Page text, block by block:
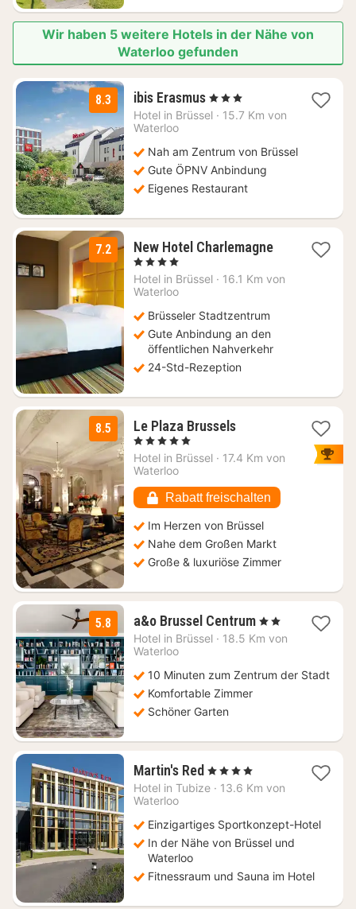
Wir haben 5 weitere Hotels in der Nähe von
Waterloo gefunden
8.3 ibis Erasmus1
Nacht
€
, 3 Sterne
Hotel in Brüssel · 15.7 Km von
Waterloo
Nah am Zentrum von Brüssel
Gute ÖPNV Anbindung
Eigenes Restaurant
7.2 New Hotel Charlemagne1
ab
, 4 Sterne
Hotel in Brüssel · 16.1 Km von
Waterloo
Brüsseler Stadtzentrum
Gute Anbindung an den
öffentlichen Nahverkehr
24-Std-Rezeption
8.5 Le Plaza Brussels1
ab
, 5 Sterne
Hotel in Brüssel · 17.4 Km von
Waterloo
Rabatt freischalten
Im Herzen von Brüssel
Nahe dem Großen Markt
Große & luxuriöse Zimmer
5.8 a&o Brussel Centrum2
Nächte
€
, 2 Sterne
Hotel in Brüssel · 18.5 Km von
Waterloo
10 Minuten zum Zentrum der Stadt
Komfortable Zimmer
Schöner Garten
Martin's Red 1
Nacht
€
, 4 Sterne
Hotel in Tubize · 13.6 Km von
Waterloo
Einzigartiges Sportkonzept-Hotel
In der Nähe von Brüssel und
Waterloo
Fitnessraum und Sauna im Hotel